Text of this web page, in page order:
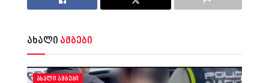
ახალი ამბები
ᲐᲮᲐᲚᲘ ᲐᲛᲑᲔᲑᲘ